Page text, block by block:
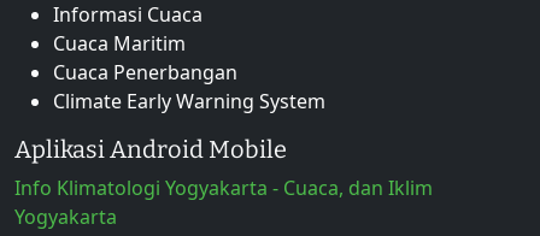
Informasi Cuaca
Cuaca Maritim
Cuaca Penerbangan
Climate Early Warning System
Aplikasi Android Mobile
Info Klimatologi Yogyakarta - Cuaca, dan Iklim
Yogyakarta